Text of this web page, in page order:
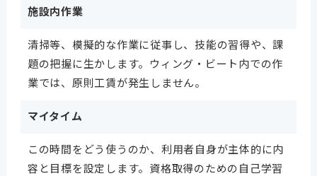
施設内作業
清掃等、模擬的な作業に従事し、技能の習得や、課
題の把握に生かします。ウィング・ビート内での作
業では、原則工賃が発生しません。
マイタイム
この時間をどう使うのか、利用者自身が主体的に内
容と目標を設定します。資格取得のための自己学習